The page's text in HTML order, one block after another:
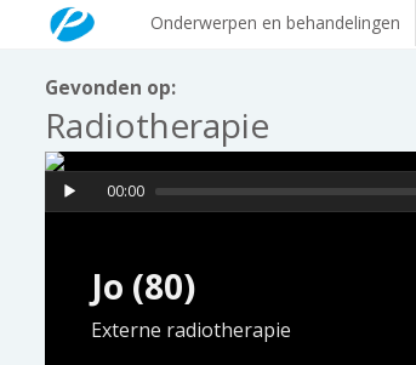
Onderwerpen en behandelingen
Gevonden op:
Radiotherapie
Jo (80)
Externe radiotherapie
00:00